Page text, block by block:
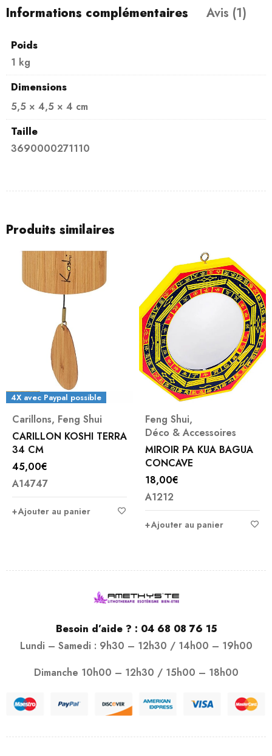
Informations complémentaires Avis (1)
Poids
1 kg
Dimensions
5,5 × 4,5 × 4 cm
Taille
3690000271110
Produits similaires
4X avec Paypal possible
Carillons, Feng Shui
CARILLON KOSHI TERRA
34 CM
45,00€
A14747
Ajouter au panier
Feng Shui,
Déco & Accessoires
MIROIR PA KUA BAGUA
CONCAVE
18,00€
A1212
Ajouter au panier
Besoin d’aide ? : 04 68 08 76 15
Lundi – Samedi : 9h30 – 12h30 / 14h00 – 19h00
Dimanche 10h00 – 12h30 / 15h00 – 18h00